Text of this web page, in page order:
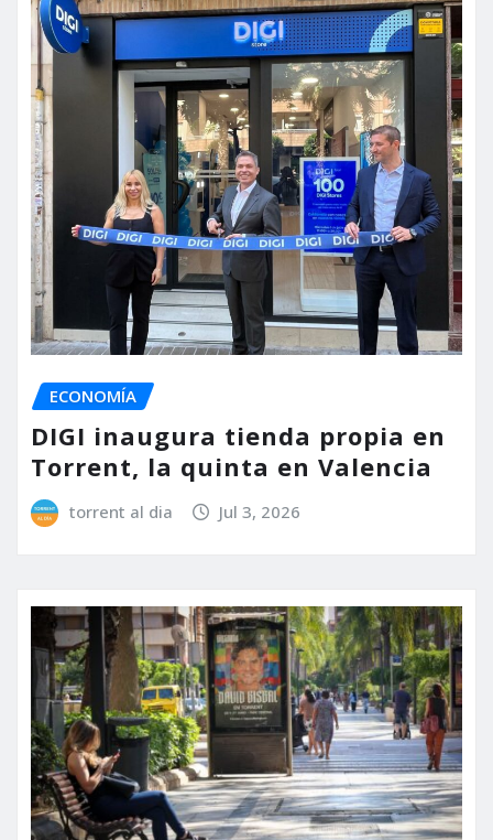
ECONOMÍA
DIGI inaugura tienda propia en
Torrent, la quinta en Valencia
torrent al dia Jul 3, 2026